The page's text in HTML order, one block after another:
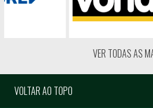
VER TODAS AS
VOLTAR AO TOPO